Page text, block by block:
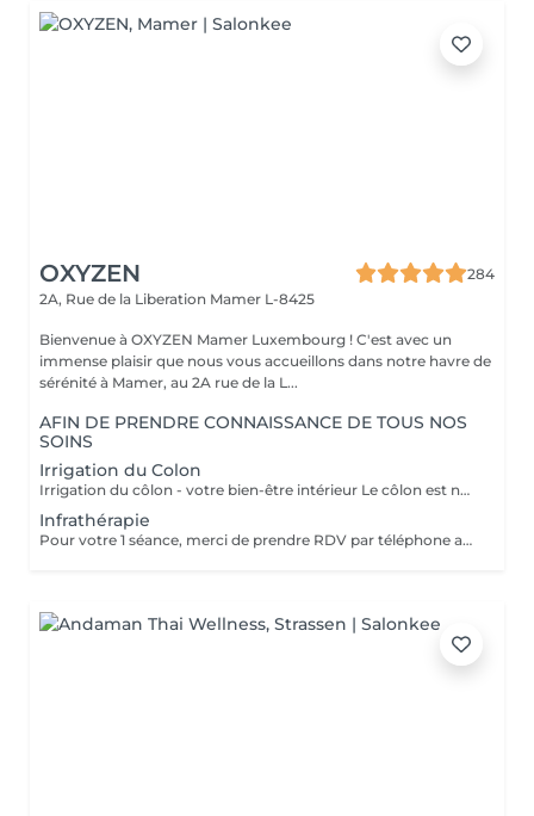
OXYZEN
284
2A, Rue de la Liberation Mamer L-8425
Bienvenue à OXYZEN Mamer Luxembourg ! C'est avec un
immense plaisir que nous vous accueillons dans notre havre de
sérénité à Mamer, au 2A rue de la L...
AFIN DE PRENDRE CONNAISSANCE DE TOUS NOS
SOINS
Irrigation du Colon
Irrigation du côlon - votre bien-être intérieur Le côlon est notre deuxième cerveau : pour une véritable harmonie, il est essentiel de prendre soin à la fois de son mental et de sa digestion. Une séance se déroule en deux temps : - Un échange personnalisé sur votre hygiène de vie, afin de vous donner des conseils alimentaires adaptés.( + ou - 30 minutes) - La séance d'irrigation ( + ou - 45 minutes), réalisée en douceur avec un appareil spécialisé, pour purifier et régénérer votre système digestif. Bienfaits : * Soulage ballonnements et lourdeurs * Améliore le transit * Élimine gaz et fermentations * Favorise une flore intestinale équilibrée * Apporte légèreté, vitalité et détente L'extérieur reflète l'intérieur : une peau lumineuse et un bien-être visible commencent par un côlon équilibré. Pour plus d'informations, consultez notre site : https://www.oxyzen.lu/massages/irrigation-du-colon.html
Infrathérapie
Pour votre 1 séance, merci de prendre RDV par téléphone afin que nous puissions définir ensemble le programme le plus adapté à vos attentes : +352 661 271 063 Infrathérapie Vital Dome une chaleur douce et profonde Souvent comparée au sauna, l'infrathérapie est différente : elle utilise les infrarouges longs (sans lumière, chaleur progressive). Résultat : une élimination jusqu'à 20 fois plus de toxines et metaux lourds qu'un sauna classique, tout en apportant confort et détente. Bienfaits : * Détox : élimine toxines et métaux lourds, relance le drainage, oxygène les tissus. * Beauté : raffermit, régénère la peau, atténue rides et cellulite. * Relaxation : réduit stress, tensions nerveuses et améliore le sommeil. * Sport : récupération, oxygénation musculaire, réduit courbatures et raideurs. * Santé : stimule l'immunité, apaise douleurs articulaires et rhumatismes. * Saisons : en hiver, réchauffe durablement et prévient les maux ; en été, soulage jambes lourdes et rétention d'eau. Avec ses 38 programmes personnalisés, l'infrathérapie s'adapte à vos besoins Cure conseillée : 1 à 2 séances par semaine pendant 5 semaines, puis 1 toutes les 1 à 2 semaines. Tarifs : séance 45 min 49€ | séance 60 min 59€ | forfaits disponibles : Séances de 45 min 5 séances : 200€ 10 séances : 350€ 20 séances : 600€ Séances de 60 min. 1 séance de 1h : 59€ 5 séances : 240€ 10 séances : 475€ 20 séances : 850€ Pour plus d'informations, consultez notre site : https://www.oxyzen.lu/massages/infratherapie.html